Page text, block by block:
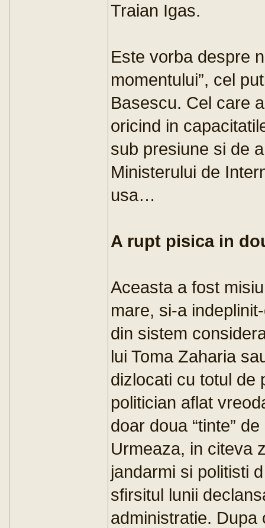
Traian Igas.
Este vorba despre
momentului”, cel
Basescu. Cel care
oricind in
sub presiune si de
Ministerului de
usa…
A rupt pisica in
Aceasta a fost
mare, si-a
din sistem
lui Toma Zaharia
dizlocati cu totul de
politician aflat
doar doua “tinte”
Urmeaza, in citeva
jandarmi si politisti
sfirsitul lunii
administratie. Dupa